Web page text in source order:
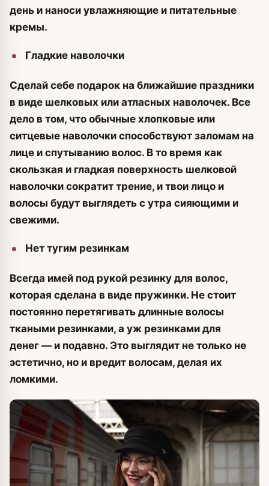
день и наноси увлажняющие и питательные
кремы.
Гладкие наволочки
Сделай себе подарок на ближайшие праздники
в виде шелковых или атласных наволочек. Все
дело в том, что обычные хлопковые или
ситцевые наволочки способствуют заломам на
лице и спутыванию волос. В то время как
скользкая и гладкая поверхность шелковой
наволочки сократит трение, и твои лицо и
волосы будут выглядеть с утра сияющими и
свежими.
Нет тугим резинкам
Всегда имей под рукой резинку для волос,
которая сделана в виде пружинки. Не стоит
постоянно перетягивать длинные волосы
ткаными резинками, а уж резинками для
денег — и подавно. Это выглядит не только не
эстетично, но и вредит волосам, делая их
ломкими.